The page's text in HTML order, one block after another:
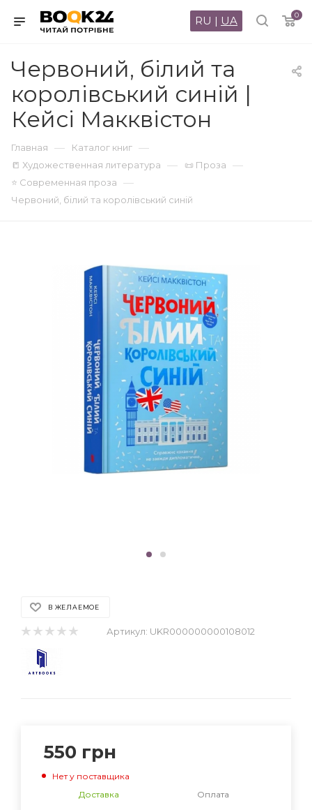
0
RU | UA
Червоний, білий та
королівський синій |
Кейсі Макквістон
Главная — Каталог книг —
📒 Художественная литература — 📜 Проза —
⭐ Современная проза —
Червоний, білий та королівський синій
В ЖЕЛАЕМОЕ
Артикул: UKR000000000108012
550 грн
Нет у поставщика
Доставка
Оплата